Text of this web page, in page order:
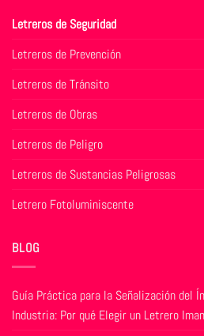
pueden
en
página
Letreros de Seguridad
Letreros de Prevención
Letreros de Tránsito
Letreros de Obras
Letreros de Peligro
Letreros de Sustancias Peligrosas
Letrero Fotoluminiscente
BLOG
Guía Práctica para la Señalización del
Industria: Por qué Elegir un Letrero